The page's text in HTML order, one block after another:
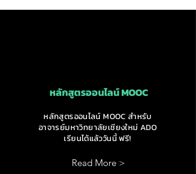
หลักสูตรออนไลน์ MOOC
หลักสูตรออนไลน์ MOOC สำหรับ
อาจารย์มหาวิทยาลัยเชียงใหม่ ADO
เรียนได้แล้ววันนี้ ฟรี!
Read More >